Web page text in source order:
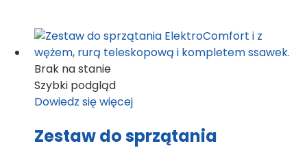
Brak na stanie
Szybki podgląd
Dowiedz się więcej
Zestaw do sprzątania